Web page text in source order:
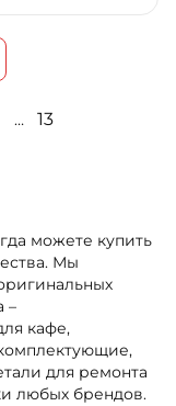
… 13
можете купить
Мы
–
кафе,
для ремонта
любых брендов.